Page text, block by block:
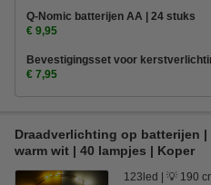
Q-Nomic batterijen AA | 24 stuks
€ 9,95
Bevestigingsset voor
€ 7,95
Draadverlichting op batterijen |
warm wit | 40 lampjes | Koper
123led 💡 190